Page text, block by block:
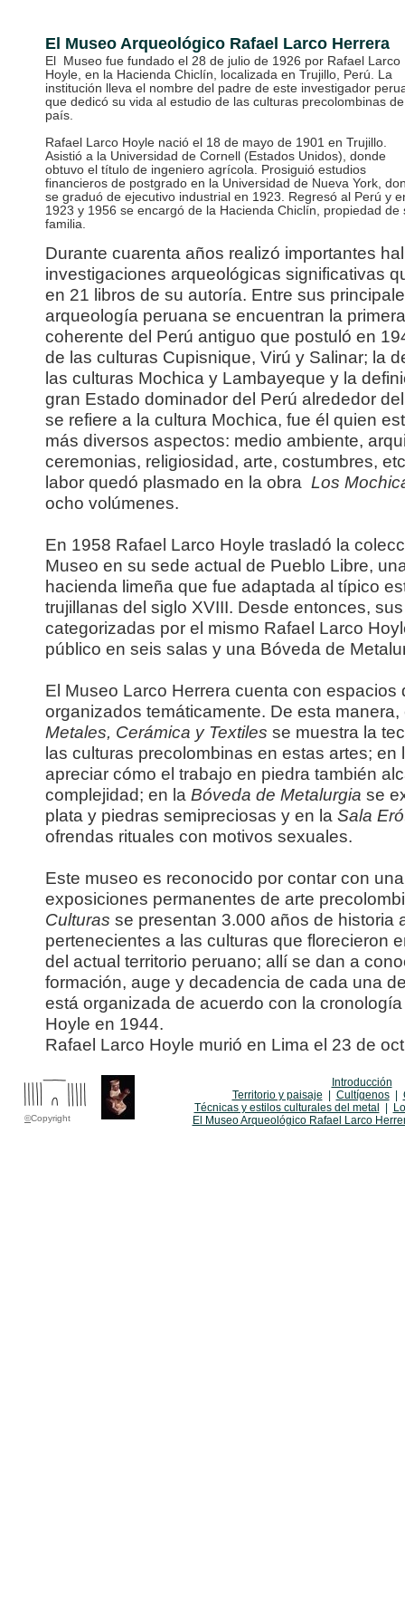
El Museo Arqueológico Rafael Larco Herrera
El Museo fue fundado el 28 de julio de 1926 por Rafael Larco
Hoyle, en la Hacienda Chiclín, localizada en Trujillo, Perú. La
institución lleva el nombre del padre de este investigador
que dedicó su vida al estudio de las culturas precolombinas
país.
Rafael Larco Hoyle nació el 18 de mayo de 1901 en Trujillo.
Asistió a la Universidad de Cornell (Estados Unidos), donde
obtuvo el título de ingeniero agrícola. Prosiguió estudios
financieros de postgrado en la Universidad de Nueva York,
se graduó de ejecutivo industrial en 1923. Regresó al Perú y
1923 y 1956 se encargó de la Hacienda Chiclín, propiedad de
familia.
Durante cuarenta años realizó importantes
investigaciones arqueológicas significativas
en 21 libros de su autoría. Entre sus
arqueología peruana se encuentran la
coherente del Perú antiguo que postuló en
de las culturas Cupisnique, Virú y Salinar; la
las culturas Mochica y Lambayeque y la
gran Estado dominador del Perú alrededor
se refiere a la cultura Mochica, fue él quien
más diversos aspectos: medio ambiente,
ceremonias, religiosidad, arte, costumbres,
labor quedó plasmado en la obra Los
ocho volúmenes.
En 1958 Rafael Larco Hoyle trasladó la
Museo en su sede actual de Pueblo Libre,
hacienda limeña que fue adaptada al típico
trujillanas del siglo XVIII. Desde entonces,
categorizadas por el mismo Rafael Larco
público en seis salas y una Bóveda de
El Museo Larco Herrera cuenta con espacios
organizados temáticamente. De esta
Metales, Cerámica y Textiles se muestra la
las culturas precolombinas en estas artes; en
apreciar cómo el trabajo en piedra también
complejidad; en la Bóveda de Metalurgia se
plata y piedras semipreciosas y en la Sala
ofrendas rituales con motivos sexuales.
Este museo es reconocido por contar con
exposiciones permanentes de arte
Culturas se presentan 3.000 años de historia
pertenecientes a las culturas que florecieron
del actual territorio peruano; allí se dan a
formación, auge y decadencia de cada una
está organizada de acuerdo con la
Hoyle en 1944.
Rafael Larco Hoyle murió en Lima el 23 de
Introducción
Territorio y paisaje
Cultígenos|
Técnicas y estilos culturales del metal
El Museo Arqueológico Rafael Larco
©Copyright